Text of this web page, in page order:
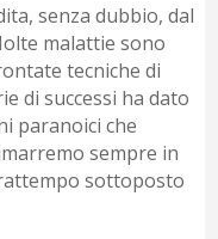
senza dubbio, dal
malattie sono
tecniche di
di successi ha dato
paranoici che
sempre in
sottoposto